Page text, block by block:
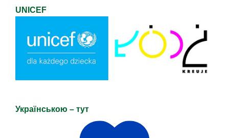
UNICEF
Українською – тут